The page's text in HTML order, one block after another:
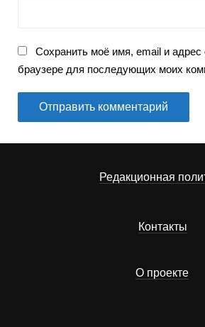
Сохранить моё имя, email и адрес
браузере для последующих моих
Редакционная
Контакты
О проекте